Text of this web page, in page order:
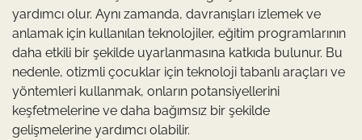
yardımcı olur. Aynı zamanda, davranışları izlemek ve
anlamak için kullanılan teknolojiler, eğitim programlarının
daha etkili bir şekilde uyarlanmasına katkıda bulunur. Bu
nedenle, otizmli çocuklar için teknoloji tabanlı araçları ve
yöntemleri kullanmak, onların potansiyellerini
keşfetmelerine ve daha bağımsız bir şekilde
gelişmelerine yardımcı olabilir.